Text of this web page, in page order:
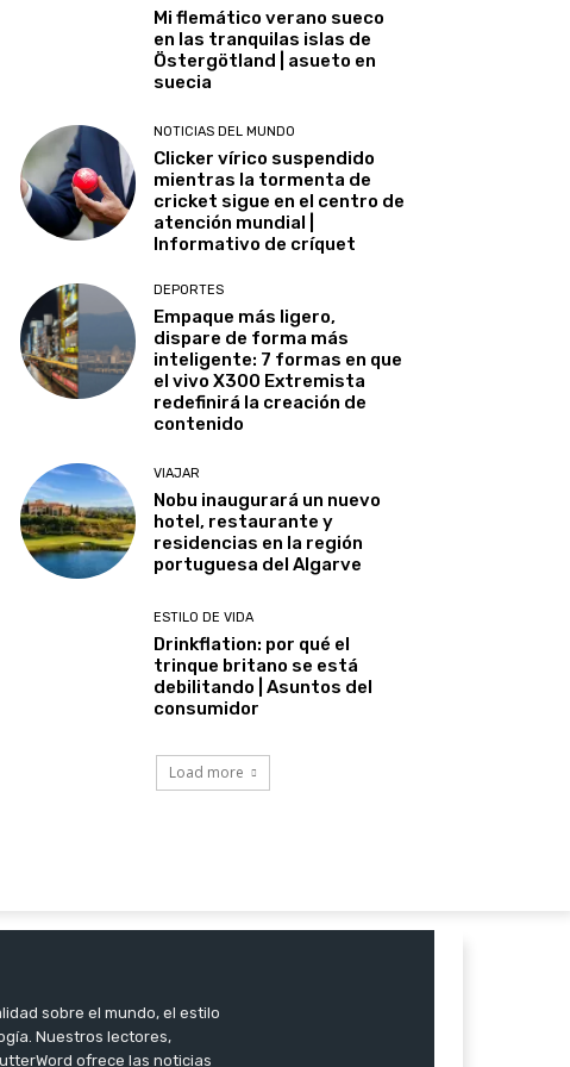
Mi flemático verano sueco
en las tranquilas islas de
Östergötland | asueto en
suecia
NOTICIAS DEL MUNDO
Clicker vírico suspendido
mientras la tormenta de
cricket sigue en el centro de
atención mundial |
Informativo de críquet
DEPORTES
Empaque más ligero,
dispare de forma más
inteligente: 7 formas en que
el vivo X300 Extremista
redefinirá la creación de
contenido
VIAJAR
Nobu inaugurará un nuevo
hotel, restaurante y
residencias en la región
portuguesa del Algarve
ESTILO DE VIDA
Drinkflation: por qué el
trinque britano se está
debilitando | Asuntos del
consumidor
Load more
sobre el mundo, el estilo
Nuestros lectores,
ofrece las noticias